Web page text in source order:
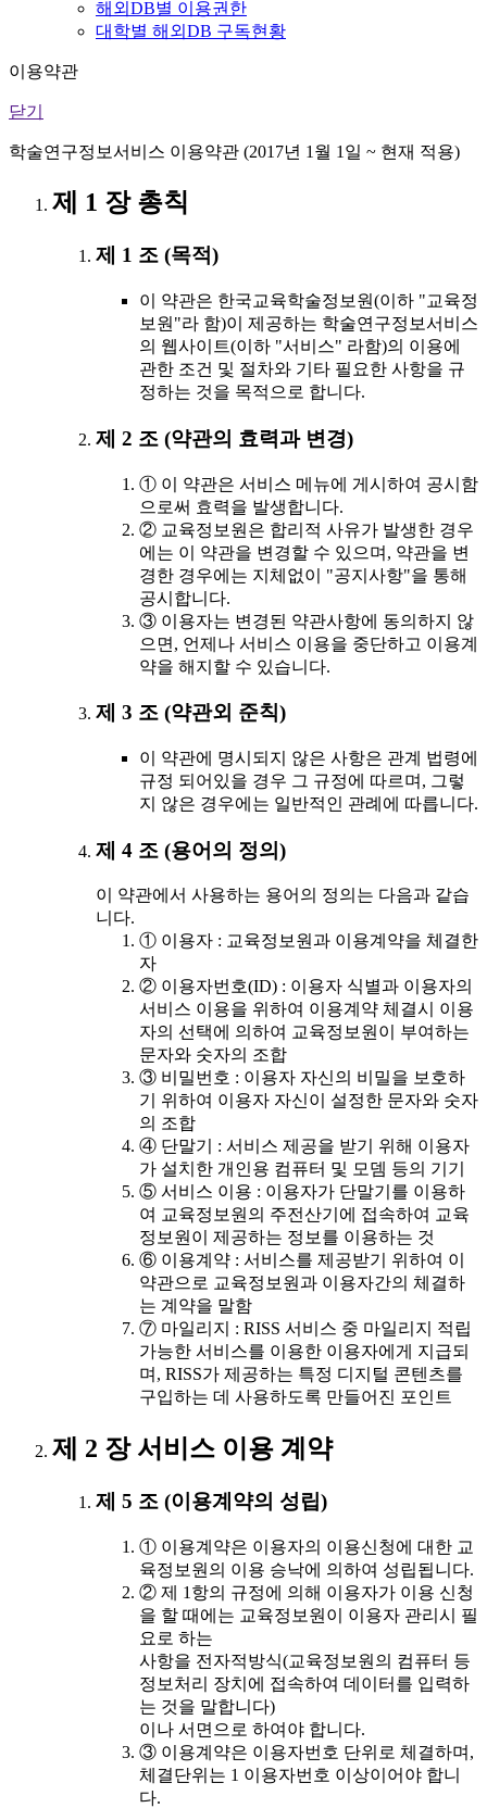
해외DB별 이용권한
대학별 해외DB 구독현황
이용약관
닫기
학술연구정보서비스 이용약관 (2017년 1월 1일 ~ 현재 적용)
제 1 장 총칙
제 1 조 (목적)
이 약관은 한국교육학술정보원(이하 "교육정
보원"라 함)이 제공하는 학술연구정보서비스
의 웹사이트(이하 "서비스" 라함)의 이용에
관한 조건 및 절차와 기타 필요한 사항을 규
정하는 것을 목적으로 합니다.
제 2 조 (약관의 효력과 변경)
① 이 약관은 서비스 메뉴에 게시하여 공시함
으로써 효력을 발생합니다.
② 교육정보원은 합리적 사유가 발생한 경우
에는 이 약관을 변경할 수 있으며, 약관을 변
경한 경우에는 지체없이 "공지사항"을 통해
공시합니다.
③ 이용자는 변경된 약관사항에 동의하지 않
으면, 언제나 서비스 이용을 중단하고 이용계
약을 해지할 수 있습니다.
제 3 조 (약관외 준칙)
이 약관에 명시되지 않은 사항은 관계 법령에
규정 되어있을 경우 그 규정에 따르며, 그렇
지 않은 경우에는 일반적인 관례에 따릅니다.
제 4 조 (용어의 정의)
이 약관에서 사용하는 용어의 정의는 다음과 같습
니다.
① 이용자 : 교육정보원과 이용계약을 체결한
자
② 이용자번호(ID) : 이용자 식별과 이용자의
서비스 이용을 위하여 이용계약 체결시 이용
자의 선택에 의하여 교육정보원이 부여하는
문자와 숫자의 조합
③ 비밀번호 : 이용자 자신의 비밀을 보호하
기 위하여 이용자 자신이 설정한 문자와 숫자
의 조합
④ 단말기 : 서비스 제공을 받기 위해 이용자
가 설치한 개인용 컴퓨터 및 모뎀 등의 기기
⑤ 서비스 이용 : 이용자가 단말기를 이용하
여 교육정보원의 주전산기에 접속하여 교육
정보원이 제공하는 정보를 이용하는 것
⑥ 이용계약 : 서비스를 제공받기 위하여 이
약관으로 교육정보원과 이용자간의 체결하
는 계약을 말함
⑦ 마일리지 : RISS 서비스 중 마일리지 적립
가능한 서비스를 이용한 이용자에게 지급되
며, RISS가 제공하는 특정 디지털 콘텐츠를
구입하는 데 사용하도록 만들어진 포인트
제 2 장 서비스 이용 계약
제 5 조 (이용계약의 성립)
① 이용계약은 이용자의 이용신청에 대한 교
육정보원의 이용 승낙에 의하여 성립됩니다.
② 제 1항의 규정에 의해 이용자가 이용 신청
을 할 때에는 교육정보원이 이용자 관리시 필
요로 하는
사항을 전자적방식(교육정보원의 컴퓨터 등
정보처리 장치에 접속하여 데이터를 입력하
는 것을 말합니다)
이나 서면으로 하여야 합니다.
③ 이용계약은 이용자번호 단위로 체결하며,
체결단위는 1 이용자번호 이상이어야 합니
다.